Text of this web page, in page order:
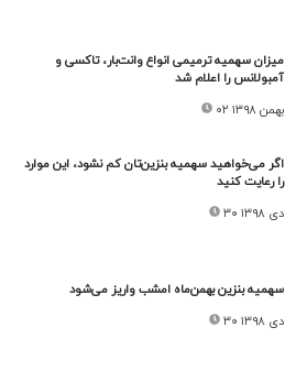
میزان سهمیه ترمیمی انواع وانت‌بار، تاکسی و
آمبولانس را اعلام شد
۰۲ بهمن ۱۳۹۸
اگر می‌خواهید سهمیه بنزین‌تان کم نشود، این موارد
را رعایت کنید
۳۰ دی ۱۳۹۸
سهمیه بنزین بهمن‌ماه امشب واریز می‌شود
۳۰ دی ۱۳۹۸